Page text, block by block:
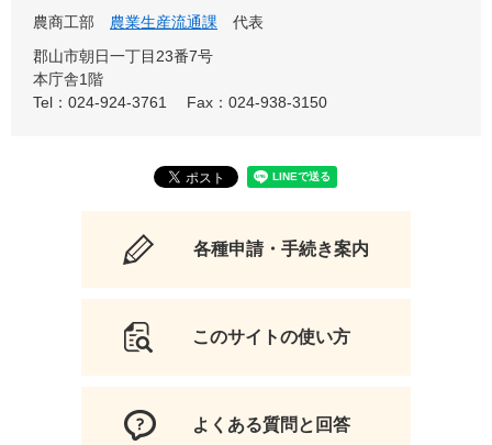
農商工部 農業生産流通課
代表
郡山市朝日一丁目23番7号
本庁舎1階
Tel：024-924-3761
Fax：024-938-3150
各種申請・手続き案内
このサイトの使い方
よくある質問と回答